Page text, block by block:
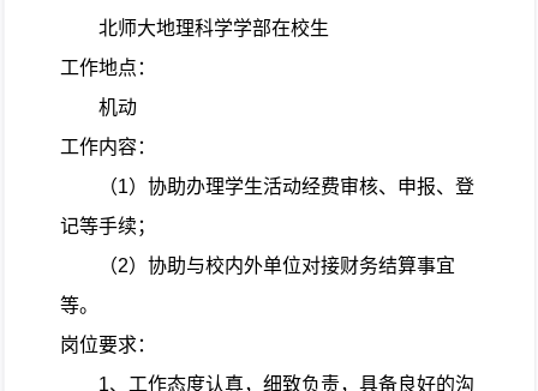
北师大地理科学学部在校生
工作地点：
机动
工作内容：
（1）协助办理学生活动经费审核、申报、登
记等手续；
（2）协助与校内外单位对接财务结算事宜
等。
岗位要求：
1、工作态度认真，细致负责，具备良好的沟